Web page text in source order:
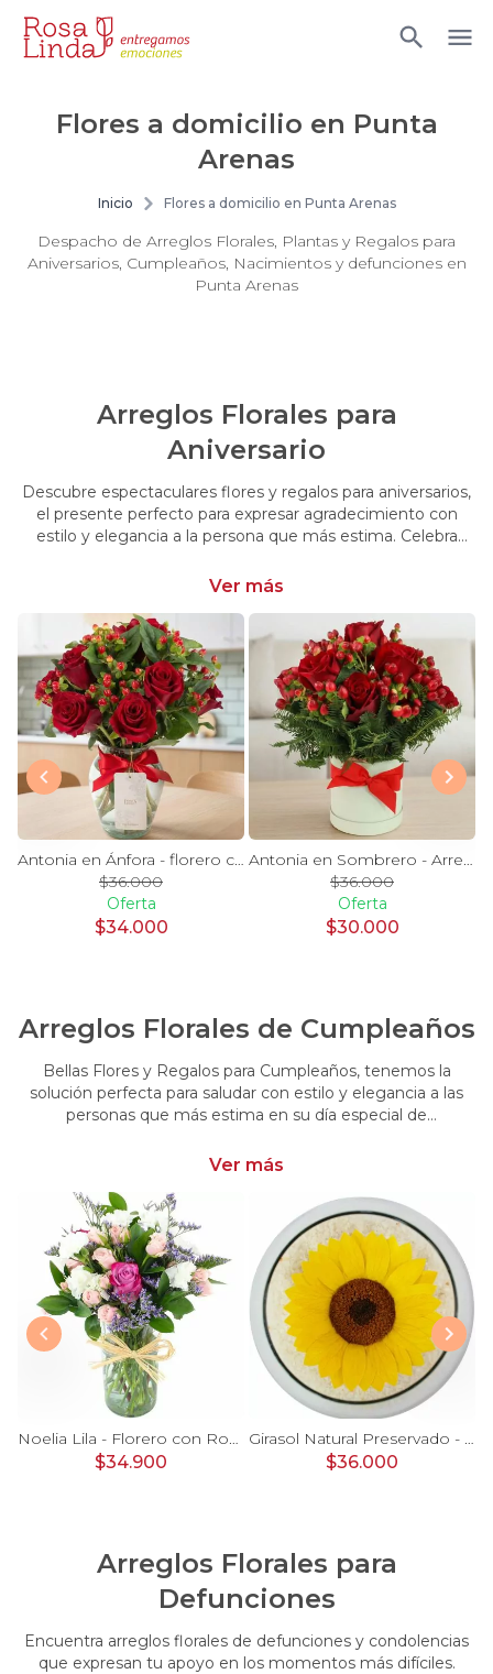
Flores a domicilio en Punta
Arenas
Inicio Flores a domicilio en Punta Arenas
Despacho de Arreglos Florales, Plantas y Regalos para
Aniversarios, Cumpleaños, Nacimientos y defunciones en
Punta Arenas
Arreglos Florales para
Aniversario
Descubre espectaculares flores y regalos para aniversarios,
el presente perfecto para expresar agradecimiento con
estilo y elegancia a la persona que más estima. Celebra
significativa.
Ver más
Antonia en Ánfora - florero con 9 rosas rojo e hypericum
$36.000
Oferta
$34.000
Antonia en Sombrero - Arreglo 9 rosas rojo e hypericum
$36.000
Oferta
$30.000
Arreglos Florales de Cumpleaños
Bellas Flores y Regalos para Cumpleaños, tenemos la
solución perfecta para saludar con estilo y elegancia a las
personas que más estima en su día especial de
para cumpleaños
Ver más
Noelia Lila - Florero con Rosas, mini rosas, mini claveles y limonium
$34.900
Girasol Natural Preservado - girasol preservado en pecera vidrio con piedrecitas
$36.000
Arreglos Florales para
Defunciones
Encuentra arreglos florales de defunciones y condolencias
que expresan tu apoyo en los momentos más difíciles.